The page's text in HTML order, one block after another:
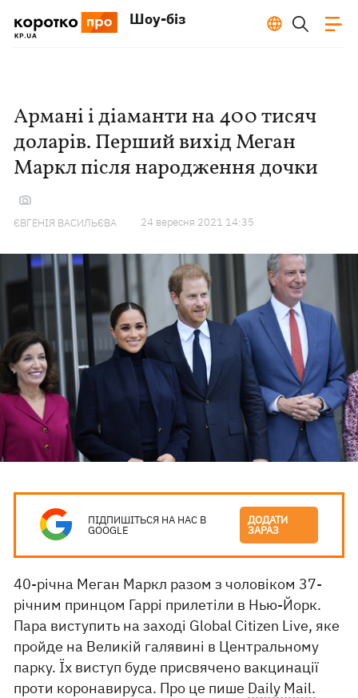
Шоу-біз
Армані і діаманти на 400 тисяч
доларів. Перший вихід Меган
Маркл після народження дочки
ЄВГЕНІЯ ВАСИЛЬЄВА 24 вересня 2021 14:35
ПІДПИШІТЬСЯ НА НАС В
GOOGLE
ДОДАТИ
ЗАРАЗ
40-річна Меган Маркл разом з чоловіком 37-
річним принцом Гаррі прилетіли в Нью-Йорк.
Пара виступить на заході Global Citizen Live, яке
пройде на Великій галявині в Центральному
парку. Їх виступ буде присвячено вакцинації
проти коронавируса. Про це пише Daily Mail.